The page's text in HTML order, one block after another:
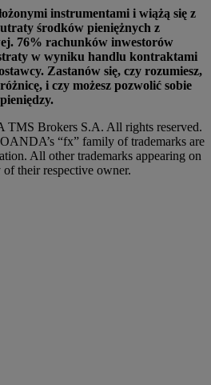
instrumentami i wiążą się z
środków pieniężnych z
76% rachunków inwestorów
w wyniku handlu kontraktami
Zastanów się, czy rozumiesz,
i czy możesz pozwolić sobie
Brokers S.A. All rights reserved.
“fx” family of trademarks are
All other trademarks appearing on
their respective owner.